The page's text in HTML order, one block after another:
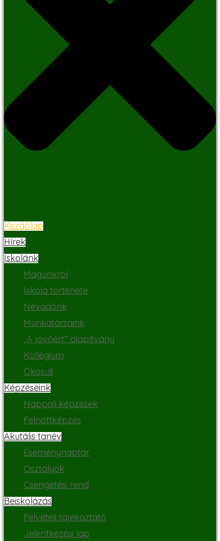
Kezdőlap
Hírek
Iskolánk
Magunkról
Iskola története
Névadónk
Munkatársaink
„A jövőért” alapítvány
Kollégium
Ökosuli
Képzéseink
Nappali képzések
Felnőttképzés
Akutális tanév
Eseménynaptár
Osztályok
Csengetési rend
Beiskolázás
Felvételi tájékoztató
Jelentkezési lap